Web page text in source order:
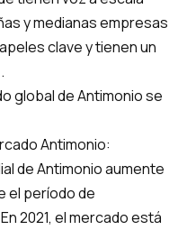
y medianas empresas
clave y tienen un
global de Antimonio se
Antimonio:
de Antimonio aumente
el período de
2021, el mercado está